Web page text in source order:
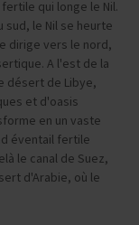
qui longe le Nil.
le Nil se heurte
dirige vers le nord,
A l'est de la
désert de Libye,
et d'oasis
en un vaste
éventail fertile
le canal de Suez,
d'Arabie, où le